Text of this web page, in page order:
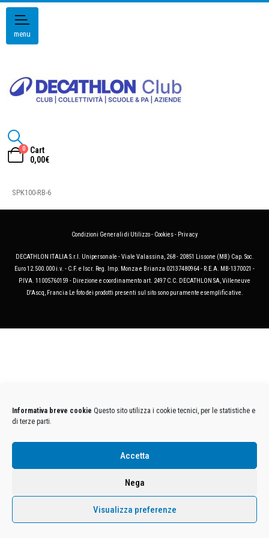
Informativa breve cookie Questo sito utilizza i cookie tecnici, per le statistiche e
di terze parti.
Accetta
Nega
Visualizza preferenze
menu
0
Cart
0,00€
SPK100-RB-6
Condizioni Generali di Utilizzo- Cookies- Privacy
DECATHLON ITALIA S.r.l. Unipersonale - Viale Valassina, 268 - 20851 Lissone (MB) Cap. Soc.
Euro 12.500.000 i.v. - C.F. e Iscr. Reg. Imp. Monza e Brianza 02137480964 - R.E.A. MB-1370021 -
P.IVA. 11005760159 - Direzione e coordinamento art. 2497 C.C. DECATHLON SA, Villeneuve
D'Ascq, Francia Le foto dei prodotti presenti sul sito sono puramente esemplificative.